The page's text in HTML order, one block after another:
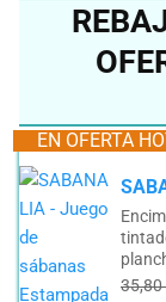
EN OFERTA
35,80